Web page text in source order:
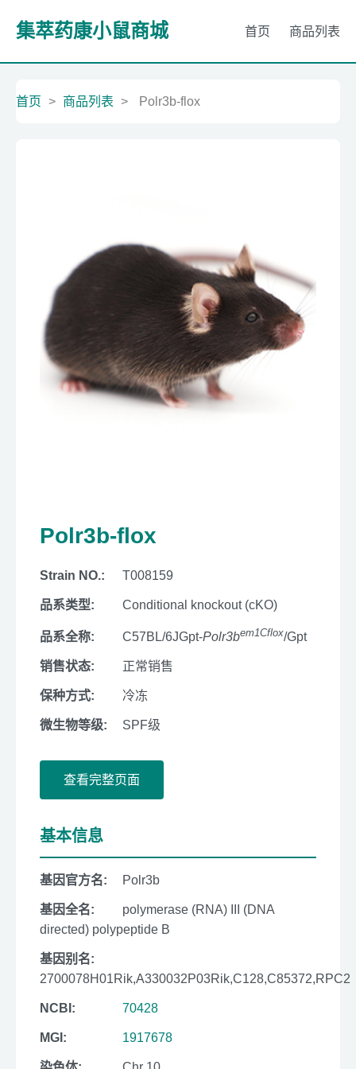
集萃药康小鼠商城 首页 商品列表
首页 > 商品列表 > Polr3b-flox
Polr3b-flox
Strain NO.: T008159
品系类型: Conditional knockout (cKO)
品系全称: C57BL/6JGpt-Polr3bem1Cflox/Gpt
销售状态: 正常销售
保种方式: 冷冻
微生物等级: SPF级
查看完整页面
基本信息
基因官方名: Polr3b
基因全名:
polymerase (RNA) III (DNA
directed) polypeptide B
基因别名:
2700078H01Rik,A330032P03Rik,C128,C85372,RPC2
NCBI: 70428
MGI: 1917678